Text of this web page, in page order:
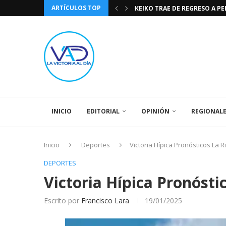
ARTÍCULOS TOP
TASA DE CAMBIO BCV 04 DE
INICIO EDITORIAL OPINIÓN
Inicio Deportes
Victoria Hípica Pronósticos La
DEPORTES
Victoria Hípica
Escrito por Francisco Lara 19/01/2025